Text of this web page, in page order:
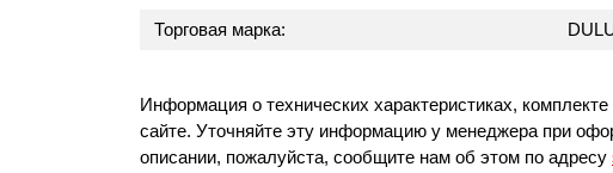
Торговая марка:
Информация о технических характеристиках,
сайте. Уточняйте эту информацию у менеджера при
описании, пожалуйста, сообщите нам об этом по адресу